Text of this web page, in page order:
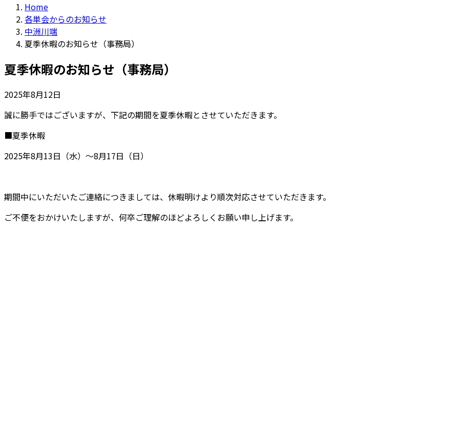
Home
各単会からのお知らせ
中洲川端
夏季休暇のお知らせ（事務局）
夏季休暇のお知らせ（事務局）
2025年8月12日
誠に勝手ではございますが、下記の期間を夏季休暇とさせていただきます。
■夏季休暇
2025年8月13日（水）～8月17日（日）
期間中にいただいたご連絡につきましては、休暇明けより順次対応させていただきます。
ご不便をおかけいたしますが、何卒ご理解のほどよろしくお願い申し上げます。